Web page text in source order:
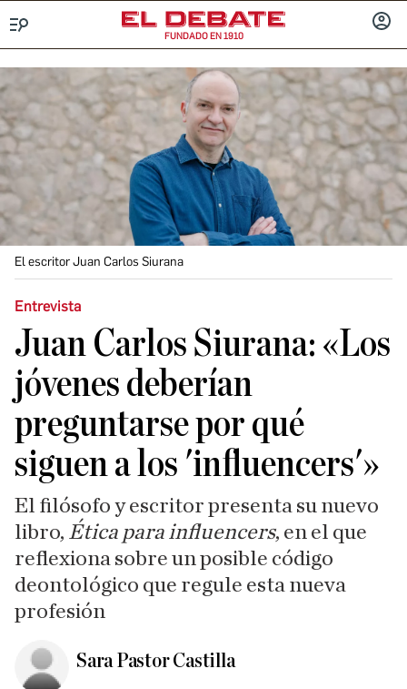
FUNDADO EN 1910
El escritor Juan Carlos Siurana
Entrevista
Juan Carlos Siurana: «Los
jóvenes deberían
preguntarse por qué
siguen a los 'influencers'»
El filósofo y escritor presenta su nuevo
libro, Ética para influencers, en el que
reflexiona sobre un posible código
deontológico que regule esta nueva
profesión
Sara Pastor Castilla